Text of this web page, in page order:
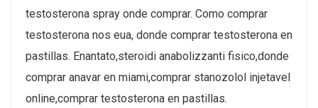
testosterona spray onde comprar. Como comprar
testosterona nos eua, donde comprar testosterona en
pastillas. Enantato,steroidi anabolizzanti fisico,donde
comprar anavar en miami,comprar stanozolol injetavel
online,comprar testosterona en pastillas.